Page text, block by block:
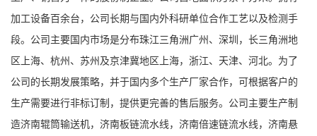
加工设备百余台，公司长期与国内外科研单位合作工艺以及检测手
段。公司主要国内市场是分布珠江三角洲广州、深圳，长三角洲地
区上海、杭州、苏州及京津冀地区上海，浙江、天津、河北。为了
公司的长期发展策略，并于国内多个生产厂家合作，可根据客户的
生产需要进行非标订制，提供更完善的售后服务。公司主要生产制
造济南辊筒输送机，济南板链流水线，济南倍速链流水线，济南悬